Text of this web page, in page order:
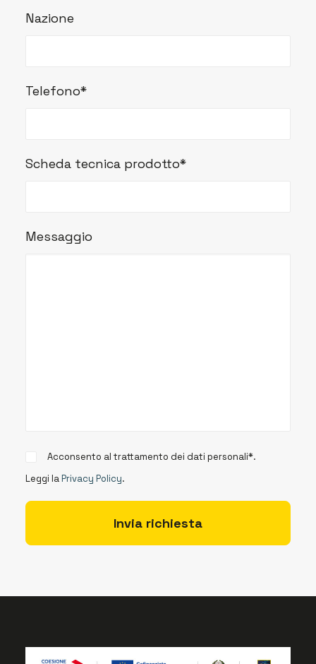
Nazione
Telefono*
Scheda tecnica prodotto*
Messaggio
Acconsento al trattamento dei dati personali*.
Leggi laPrivacy Policy.